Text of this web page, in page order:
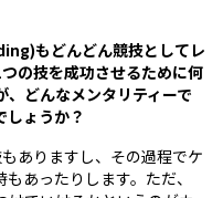
もどんどん競技としてレ
の技を成功させるために何
どんなメンタリティーで
しょうか？
ありますし、その過程でケ
あったりします。ただ、